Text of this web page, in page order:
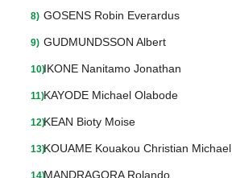
GOSENS Robin Everardus
GUDMUNDSSON Albert
IKONE Nanitamo Jonathan
KAYODE Michael Olabode
KEAN Bioty Moise
KOUAME Kouakou Christian Michael
MANDRAGORA Rolando